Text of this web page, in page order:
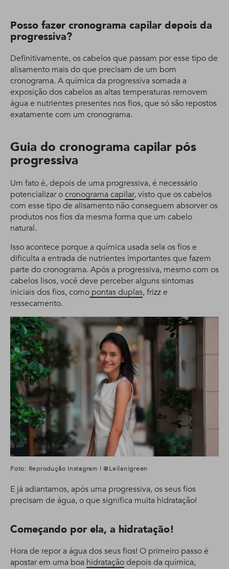
Posso fazer cronograma capilar depois da
progressiva?
Definitivamente, os cabelos que passam por esse tipo de
alisamento mais do que precisam de um bom
cronograma. A química da progressiva somada a
exposição dos cabelos as altas temperaturas removem
água e nutrientes presentes nos fios, que só são repostos
exatamente com um cronograma.
Guia do cronograma capilar pós
progressiva
Um fato é, depois de uma progressiva, é necessário
potencializar ocronograma capilar, visto que os cabelos
com esse tipo de alisamento não conseguem absorver os
produtos nos fios da mesma forma que um cabelo
natural.
Isso acontece porque a química usada sela os fios e
dificulta a entrada de nutrientes importantes que fazem
parte do cronograma. Após a progressiva, mesmo com os
cabelos lisos, você deve perceber alguns sintomas
iniciais dos fios, como pontas duplas, frizz e
ressecamento.
Foto: Reprodução Instagram | @leilanigreen
E já adiantamos, após uma progressiva, os seus fios
precisam de água, o que significa muita hidratação!
Começando por ela, a hidratação!
Hora de repor a água dos seus fios! O primeiro passo é
apostar em uma boa hidrataçãodepois da química,